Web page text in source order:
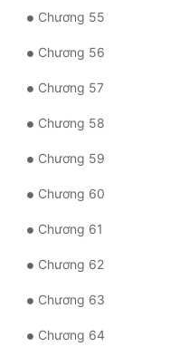
Chương 55
Chương 56
Chương 57
Chương 58
Chương 59
Chương 60
Chương 61
Chương 62
Chương 63
Chương 64